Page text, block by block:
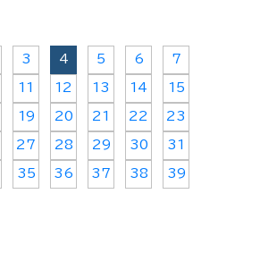
3 4 5 6 7
11 12 13 14 15
19 20 21 22 23
27 28 29 30 31
35 36 37 38 39